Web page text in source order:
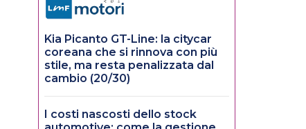
Kia Picanto GT-Line: la citycar
coreana che si rinnova con più
stile, ma resta penalizzata dal
cambio (20/30)
I costi nascosti dello stock